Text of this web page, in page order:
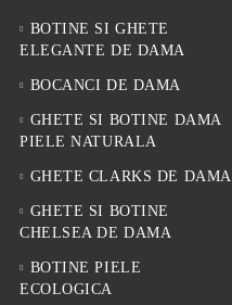
BOTINE SI GHETE
ELEGANTE DE DAMA
BOCANCI DE DAMA
GHETE SI BOTINE DAMA
PIELE NATURALA
GHETE CLARKS DE DAMA
GHETE SI BOTINE
CHELSEA DE DAMA
BOTINE PIELE
ECOLOGICA